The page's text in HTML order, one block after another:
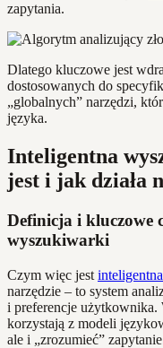
zapytania.
Dlatego kluczowe jest
dostosowanych do
„globalnych” narzędzi,
języka.
Inteligentna
jest i jak działa
Definicja i kluczowe
wyszukiwarki
Czym więc jest
narzędzie – to system
i preferencje użytkownika.
korzystają z modeli
ale i „zrozumieć”